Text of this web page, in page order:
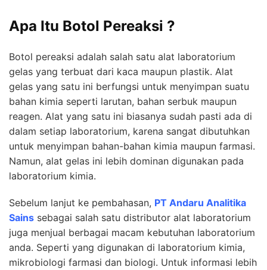
Apa Itu Botol Pereaksi ?
Botol pereaksi adalah salah satu alat laboratorium
gelas yang terbuat dari kaca maupun plastik. Alat
gelas yang satu ini berfungsi untuk menyimpan suatu
bahan kimia seperti larutan, bahan serbuk maupun
reagen. Alat yang satu ini biasanya sudah pasti ada di
dalam setiap laboratorium, karena sangat dibutuhkan
untuk menyimpan bahan-bahan kimia maupun farmasi.
Namun, alat gelas ini lebih dominan digunakan pada
laboratorium kimia.
Sebelum lanjut ke pembahasan, PT Andaru Analitika
Sains sebagai salah satu distributor alat laboratorium
juga menjual berbagai macam kebutuhan laboratorium
anda. Seperti yang digunakan di laboratorium kimia,
mikrobiologi farmasi dan biologi. Untuk informasi lebih